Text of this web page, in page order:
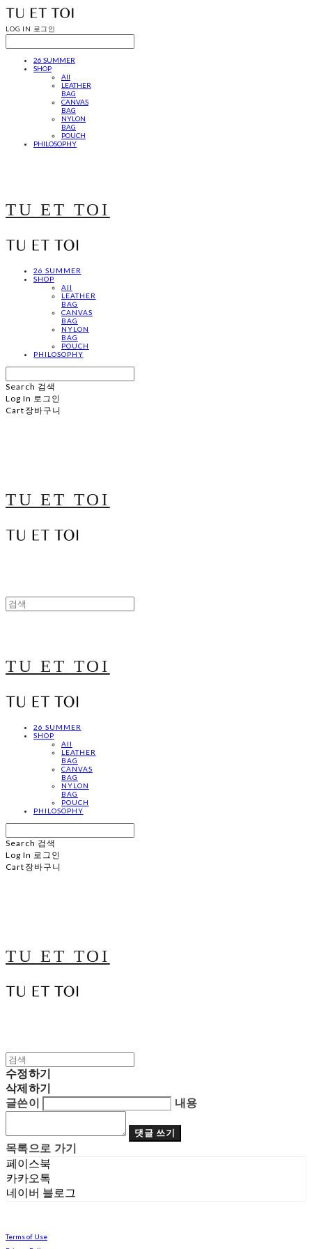
LOG IN 로그인
26 SUMMER
SHOP
All
LEATHER
BAG
CANVAS
BAG
NYLON
BAG
POUCH
PHILOSOPHY
TU ET TOI
26 SUMMER
SHOP
All
LEATHER
BAG
CANVAS
BAG
NYLON
BAG
POUCH
PHILOSOPHY
Search 검색
Log In 로그인
Cart 장바구니
TU ET TOI
TU ET TOI
26 SUMMER
SHOP
All
LEATHER
BAG
CANVAS
BAG
NYLON
BAG
POUCH
PHILOSOPHY
Search 검색
Log In 로그인
Cart 장바구니
TU ET TOI
수정하기
삭제하기
글쓴이
내용
댓글 쓰기
목록으로 가기
페이스북
카카오톡
네이버 블로그
Terms of Use